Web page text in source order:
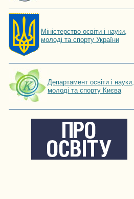
Мiнiстерство освiти і науки,
молоді та спорту України
Департамент освіти і науки,
молоді та спорту Києва